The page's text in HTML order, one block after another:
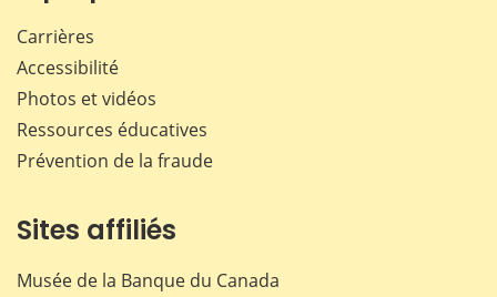
Carrières
Accessibilité
Photos et vidéos
Ressources éducatives
Prévention de la fraude
Sites affiliés
Musée de la Banque du Canada